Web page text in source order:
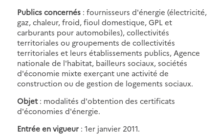
Publics concernés : fournisseurs d'énergie (électricité,
gaz, chaleur, froid, fioul domestique, GPL et
carburants pour automobiles), collectivités
territoriales ou groupements de collectivités
territoriales et leurs établissements publics, Agence
nationale de l'habitat, bailleurs sociaux, sociétés
d'économie mixte exerçant une activité de
construction ou de gestion de logements sociaux.
Objet: modalités d'obtention des certificats
d'économies d'énergie.
Entrée en vigueur : 1er janvier 2011.